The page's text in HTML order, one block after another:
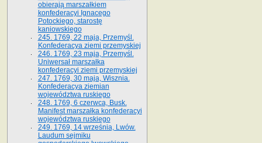
obierają marszałkiem
konfederacyi Ignacego
Potockiego, starostę
kaniowskiego
245. 1769, 22 maja, Przemyśl.
Konfederacya ziemi przemyskiej
246. 1769, 23 maja, Przemyśl.
Uniwersał marszałka
konfederacyi ziemi przemyskiej
247. 1769, 30 maja, Wisznia.
Konfederacya ziemian
województwa ruskiego
248. 1769, 6 czerwca, Busk.
Manifest marszałka konfederacyi
województwa ruskiego
249. 1769, 14 września, Lwów.
Laudum sejmiku